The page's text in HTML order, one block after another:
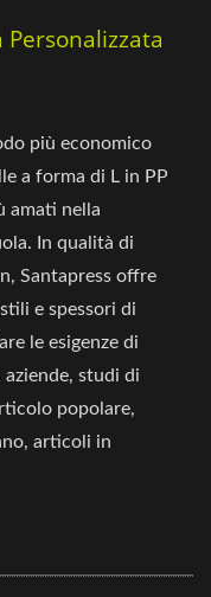
Personalizzata
più economico
a forma di L in PP
amati nella
In qualità di
Santapress offre
e spessori di
le esigenze di
studi di
popolare,
articoli in